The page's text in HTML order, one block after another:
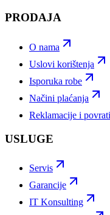
PRODAJA
O nama
Uslovi korištenja
Isporuka robe
Načini plaćanja
Reklamacije i povrati
USLUGE
Servis
Garancije
IT Konsulting